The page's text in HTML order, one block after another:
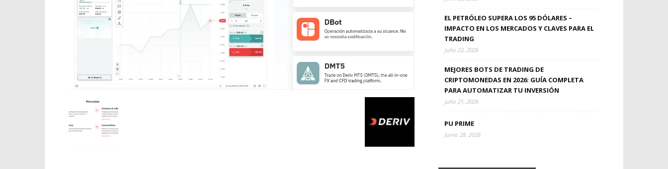
EL PETRÓLEO SUPERA LOS 95 DÓLARES –
IMPACTO EN LOS MERCADOS Y CLAVES PARA EL
TRADING
julio 22, 2026
MEJORES BOTS DE TRADING DE
CRIPTOMONEDAS EN 2026: GUÍA COMPLETA
PARA AUTOMATIZAR TU INVERSIÓN
julio 21, 2026
PU PRIME
junio 28, 2026